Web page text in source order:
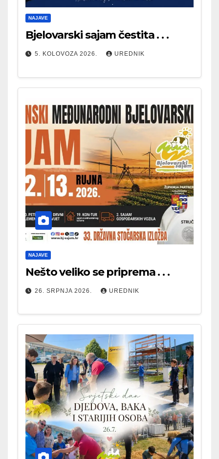
NAJAVE
Bjelovarski sajam čestita . . .
5. KOLOVOZA 2026. UREDNIK
NAJAVE
Nešto veliko se priprema . . .
26. SRPNJA 2026. UREDNIK